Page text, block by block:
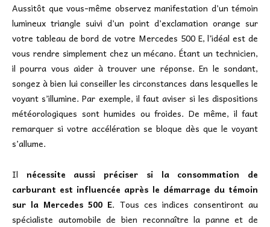
Aussitôt que vous-même observez manifestation d’un témoin
lumineux triangle suivi d’un point d’exclamation orange sur
votre tableau de bord de votre Mercedes 500 E, l’idéal est de
vous rendre simplement chez un mécano. Étant un technicien,
il pourra vous aider à trouver une réponse. En le sondant,
songez à bien lui conseiller les circonstances dans lesquelles le
voyant s’illumine. Par exemple, il faut aviser si les dispositions
météorologiques sont humides ou froides. De même, il faut
remarquer si votre accélération se bloque dès que le voyant
s’allume.
Il nécessite aussi préciser si la consommation de
carburant est influencée après le démarrage du témoin
sur la Mercedes 500 E. Tous ces indices consentiront au
spécialiste automobile de bien reconnaître la panne et de